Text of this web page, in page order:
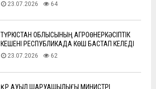
23.07.2026 64
ТҮРКІСТАН ОБЛЫСЫНЫҢ АГРОӨНЕРКӘСІПТІК
КЕШЕНІ РЕСПУБЛИКАДА КӨШ БАСТАП КЕЛЕДІ
23.07.2026 62
ҚР АУЫЛ ШАРУАШЫЛЫҒЫ МИНИСТРІ